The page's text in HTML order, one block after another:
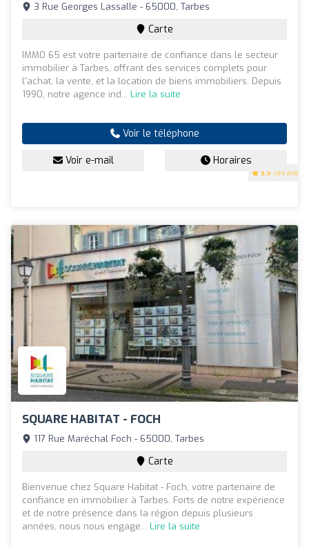
3.5 (84 avis)
3 Rue Georges Lassalle - 65000, Tarbes
Carte
IMMO 65 est votre partenaire de confiance dans le secteur
immobilier à Tarbes, offrant des services complets pour
l'achat, la vente, et la location de biens immobiliers. Depuis
1990, notre agence ind... Lire la suite
Voir le téléphone
Voir e-mail Horaires
SQUARE HABITAT - FOCH
117 Rue Maréchal Foch - 65000, Tarbes
Carte
Bienvenue chez Square Habitat - Foch, votre partenaire de
confiance en immobilier à Tarbes. Forts de notre expérience
et de notre présence dans la région depuis plusieurs
années, nous nous engage... Lire la suite